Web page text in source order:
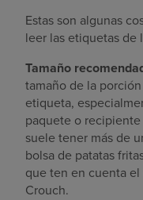
Estas son algunas
leer las etiquetas de
Tamaño
tamaño de la
etiqueta,
paquete o
suele tener más de
bolsa de patatas
que ten en cuenta
Crouch.